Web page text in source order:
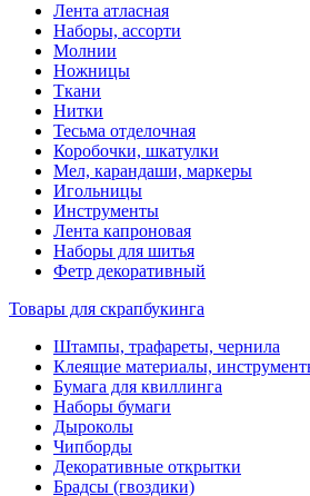
Лента атласная
Наборы, ассорти
Молнии
Ножницы
Ткани
Нитки
Тесьма отделочная
Коробочки, шкатулки
Мел, карандаши, маркеры
Игольницы
Инструменты
Лента капроновая
Наборы для шитья
Фетр декоративный
Товары для скрапбукинга
Штампы, трафареты, чернила
Клеящие материалы,
Бумага для квиллинга
Наборы бумаги
Дыроколы
Чипборды
Декоративные открытки
Брадсы (гвоздики)